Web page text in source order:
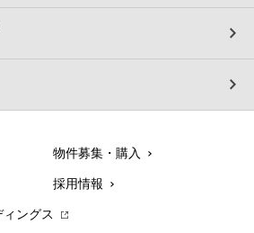
物件募集・購入
採用情報
ングス